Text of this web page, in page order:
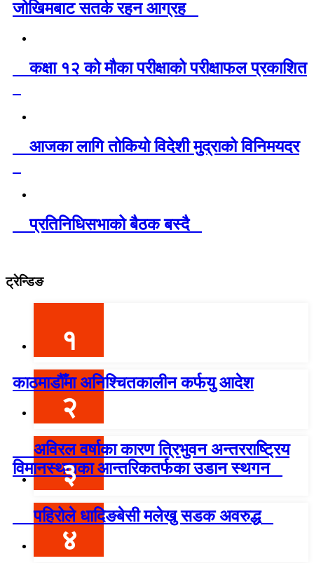
जोखिमबाट सतर्क रहन आग्रह
कक्षा १२ को मौका परीक्षाको परीक्षाफल प्रकाशित
आजका लागि तोकियो विदेशी मुद्राको विनिमयदर
प्रतिनिधिसभाको बैठक बस्दै
ट्रेन्डिङ
१
काठमाडौँमा अनिश्चितकालीन कर्फयु आदेश
२
अविरल वर्षाका कारण त्रिभुवन अन्तरराष्ट्रिय
विमानस्थलका आन्तरिकतर्फका उडान स्थगन
३
पहिरोले धादिङबेसी मलेखु सडक अवरुद्ध
४